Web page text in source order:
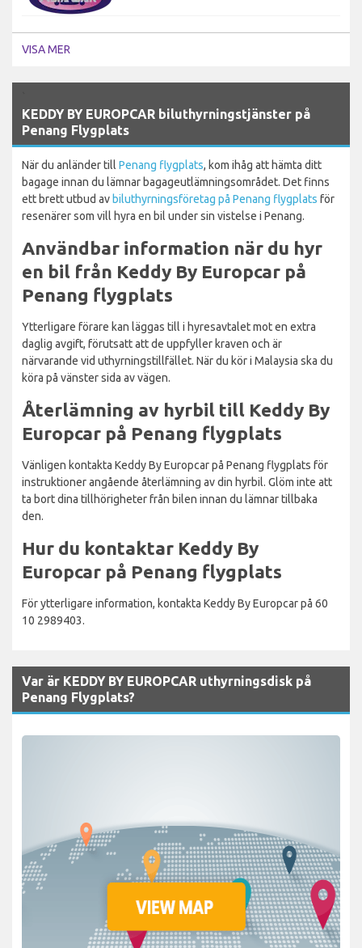
VISA MER
KEDDY BY EUROPCAR biluthyrningstjänster på
Penang Flygplats
När du anländer till Penang flygplats, kom ihåg att hämta ditt
bagage innan du lämnar bagageutlämningsområdet. Det finns
ett brett utbud avbiluthyrningsföretag på Penang flygplats för
resenärer som vill hyra en bil under sin vistelse i Penang.
Användbar information när du hyr
en bil från Keddy By Europcar på
Penang flygplats
Ytterligare förare kan läggas till i hyresavtalet mot en extra
daglig avgift, förutsatt att de uppfyller kraven och är
närvarande vid uthyrningstillfället. När du kör i Malaysia ska du
köra på vänster sida av vägen.
Återlämning av hyrbil till Keddy By
Europcar på Penang flygplats
Vänligen kontakta Keddy By Europcar på Penang flygplats för
instruktioner angående återlämning av din hyrbil. Glöm inte att
ta bort dina tillhörigheter från bilen innan du lämnar tillbaka
den.
Hur du kontaktar Keddy By
Europcar på Penang flygplats
För ytterligare information, kontakta Keddy By Europcar på 60
10 2989403.
Var är KEDDY BY EUROPCAR uthyrningsdisk på
Penang Flygplats?